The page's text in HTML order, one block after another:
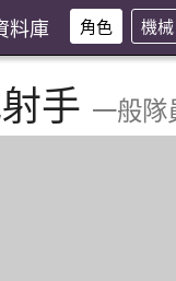
料庫 角色 機械
手 一般隊